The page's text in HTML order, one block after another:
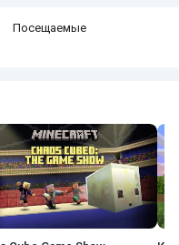
Посещаемые